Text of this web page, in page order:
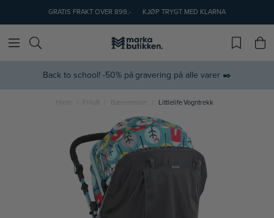
GRATIS FRAKT OVER 899,- KJØP TRYGT MED KLARNA
Back to school! -50% på gravering på alle varer ✒️
Hjem Friluft Bæremeiser Littlelife Vogntrekk